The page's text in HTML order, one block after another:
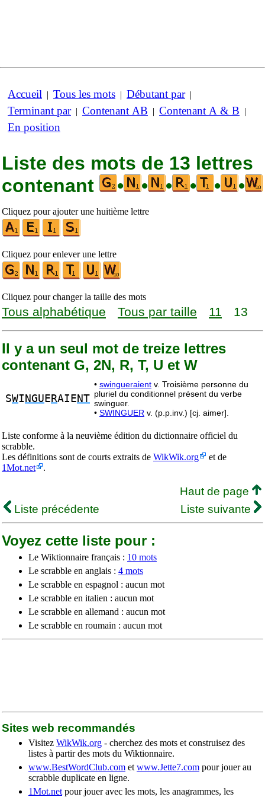
Accueil | Tous les mots | Débutant par|
Terminant par| Contenant AB | Contenant A & B |
En position
Liste des mots de 13 lettres
contenant
• • • • • •
Cliquez pour ajouter une huitième lettre
Cliquez pour enlever une lettre
Cliquez pour changer la taille des mots
Tous alphabétique Tous par taille 11 13
Il y a un seul mot de treize lettres
contenant G, 2N, R, T, U et W
SWI NGU E RAIE NT
• swingueraient v. Troisième personne du
pluriel du conditionnel présent du verbe
swinguer.
• SWINGUER v. (p.p.inv.) [cj. aimer].
Liste conforme à la neuvième édition du dictionnaire officiel du
scrabble.
Les définitions sont de courts extraits de WikWik.org
et de
1Mot.net
.
Haut de page
Liste précédente
Liste suivante
Voyez cette liste pour :
Le Wiktionnaire français : 10 mots
Le scrabble en anglais : 4 mots
Le scrabble en espagnol : aucun mot
Le scrabble en italien : aucun mot
Le scrabble en allemand : aucun mot
Le scrabble en roumain : aucun mot
Sites web recommandés
Visitez WikWik.org - cherchez des mots et construisez des
listes à partir des mots du Wiktionnaire.
www.BestWordClub.com et www.Jette7.com pour jouer au
scrabble duplicate en ligne.
1Mot.net pour jouer avec les mots, les anagrammes, les